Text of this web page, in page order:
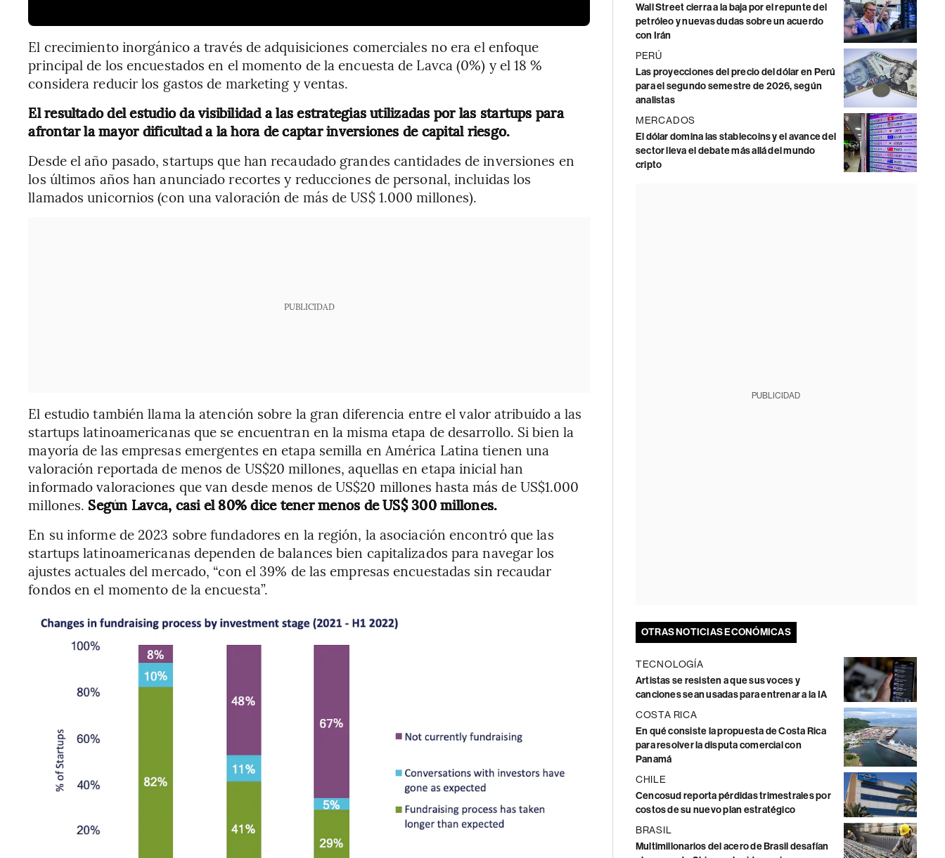
El crecimiento inorgánico a través de adquisiciones comerciales no era el enfoque
principal de los encuestados en el momento de la encuesta de Lavca (0%) y el 18 %
considera reducir los gastos de marketing y ventas.
El resultado del estudio da visibilidad a las estrategias utilizadas por las startups para
afrontar la mayor dificultad a la hora de captar inversiones de capital riesgo.
Desde el año pasado, startups que han recaudado grandes cantidades de inversiones en
los últimos años han anunciado recortes y reducciones de personal, incluidas los
llamados unicornios (con una valoración de más de US$ 1.000 millones).
PUBLICIDAD
El estudio también llama la atención sobre la gran diferencia entre el valor atribuido a las
startups latinoamericanas que se encuentran en la misma etapa de desarrollo. Si bien la
mayoría de las empresas emergentes en etapa semilla en América Latina tienen una
valoración reportada de menos de US$20 millones, aquellas en etapa inicial han
informado valoraciones que van desde menos de US$20 millones hasta más de US$1.000
millones. Según Lavca, casi el 80% dice tener menos de US$ 300 millones.
En su informe de 2023 sobre fundadores en la región, la asociación encontró que las
startups latinoamericanas dependen de balances bien capitalizados para navegar los
ajustes actuales del mercado, “con el 39% de las empresas encuestadas sin recaudar
fondos en el momento de la encuesta”.
Wall Street cierra a la baja por el repunte del
petróleo y nuevas dudas sobre un acuerdo
con Irán
PERÚ
Las proyecciones del precio del dólar en Perú
para el segundo semestre de 2026, según
analistas
MERCADOS
El dólar domina las stablecoins y el avance del
sector lleva el debate más allá del mundo
cripto
PUBLICIDAD
OTRAS NOTICIAS ECONÓMICAS
TECNOLOGÍA
Artistas se resisten a que sus voces y
canciones sean usadas para entrenar a la IA
COSTA RICA
En qué consiste la propuesta de Costa Rica
para resolver la disputa comercial con
Panamá
CHILE
Cencosud reporta pérdidas trimestrales por
costos de su nuevo plan estratégico
BRASIL
Multimillonarios del acero de Brasil desafían